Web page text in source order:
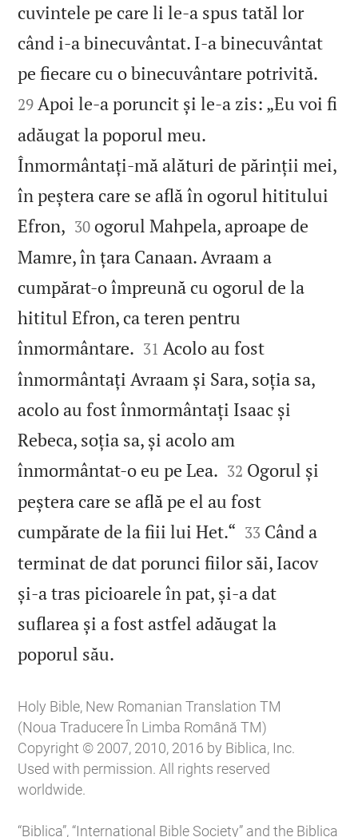
cuvintele pe care li le‑a spus tatăl lor
când i‑a binecuvântat. I‑a binecuvântat
pe fiecare cu o binecuvântare potrivită.
29 Apoi le‑a poruncit și le‑a zis: „Eu voi fi
adăugat la poporul meu.
Înmormântați‑mă alături de părinții mei,
în peștera care se află în ogorul hititului
Efron, 

30 ogorul Mahpela, aproape de
Mamre, în țara Canaan. Avraam a
cumpărat‑o împreună cu ogorul de la
hititul Efron, ca teren pentru
înmormântare. 

31 Acolo au fost
înmormântați Avraam și Sara, soția sa,
acolo au fost înmormântați Isaac și
Rebeca, soția sa, și acolo am
înmormântat‑o eu pe Lea. 

32 Ogorul și
peștera care se află pe el au fost
cumpărate de la fiii lui Het.“ 

33 Când a
terminat de dat porunci fiilor săi, Iacov
și‑a tras picioarele în pat, și‑a dat
suflarea și a fost astfel adăugat la
poporul său.
Holy Bible, New Romanian Translation TM
(Noua Traducere În Limba Română TM)
Copyright © 2007, 2010, 2016 by Biblica, Inc.
Used with permission. All rights reserved
worldwide.
“Biblica”, “International Bible Society” and the Biblica